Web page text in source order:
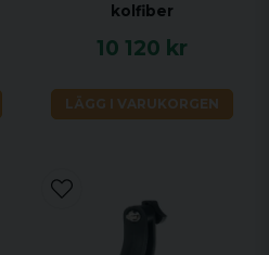
kolfiber
10 120 kr
LÄGG I VARUKORGEN